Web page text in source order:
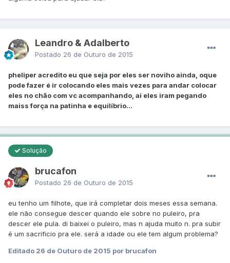
Leandro & Adalberto
Postado 26 de Outuro de 2015
pheliper acredito eu que seja por eles ser noviho ainda, oque
pode fazer é ir colocando eles mais vezes para andar colocar
eles no chão com vc acompanhando, ai eles iram pegando
maiss força na patinha e equilíbrio...
Solução
brucafon
Postado 26 de Outuro de 2015
eu tenho um filhote, que irá completar dois meses essa semana.
ele não consegue descer quando ele sobre no puleiro, pra
descer ele pula. di baixei o puleiro, mas n ajuda muito n. pra subir
é um sacrificio pra ele. será a idade ou ele tem algum problema?
Editado 26 de Outuro de 2015 por brucafon